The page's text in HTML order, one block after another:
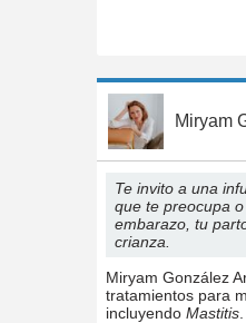
Miryam
Te invito a una
que te preocupa
embarazo, tu
crianza.
Miryam González
tratamientos para
incluyendo Mastitis.